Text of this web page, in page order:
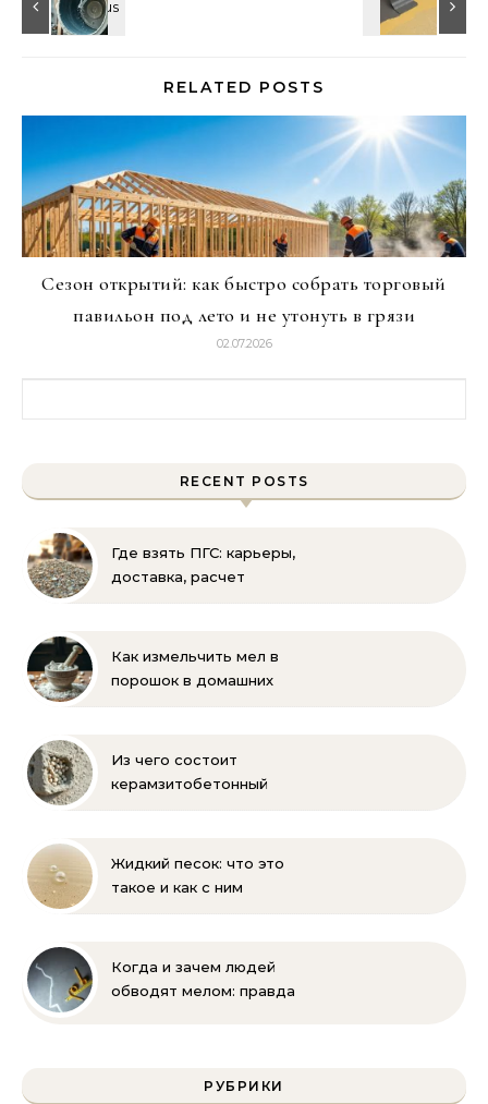
RELATED POSTS
Сезон открытий: как быстро собрать торговый
павильон под лето и не утонуть в грязи
02.07.2026
RECENT POSTS
Где взять ПГС: карьеры,
доставка, расчет
Как измельчить мел в
порошок в домашних
проверенные способы
Из чего состоит
керамзитобетонный
Жидкий песок: что это
такое и как с ним
Когда и зачем людей
обводят мелом: правда
РУБРИКИ